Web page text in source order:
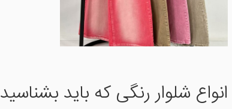
انواع شلوار رنگی که باید بشناسید